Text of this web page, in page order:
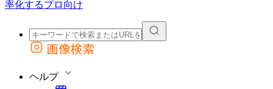
外部サイトの商品をカートに追加
画像検索
ヘルプ